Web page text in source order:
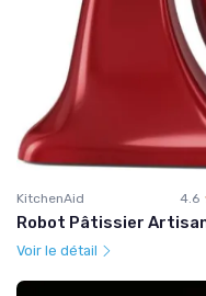
KitchenAid 4.6
Robot Pâtissier
Voir le détail